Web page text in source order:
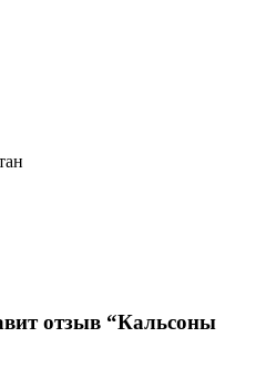
отзыв “Кальсоны